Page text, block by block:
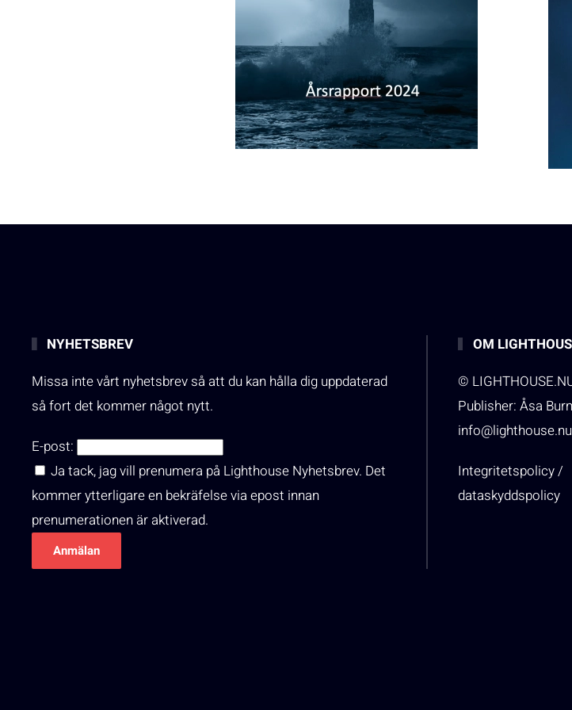
NYHETSBREV
Missa inte vårt nyhetsbrev så att du kan hålla dig uppdaterad
så fort det kommer något nytt.
E-post:
Ja tack, jag vill prenumera på Lighthouse Nyhetsbrev. Det
kommer ytterligare en bekräfelse via epost innan
prenumerationen är aktiverad.
OM
©
Publisher: Åsa
info@lighthouse.nu
Integritetspolicy /
dataskyddspolicy